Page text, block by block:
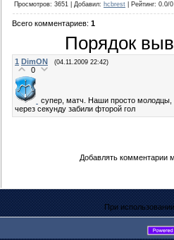
Просмотров: 3651 | Добавил: hcbrest Рейтинг: 0.0/
Всего комментариев: 1
Порядок
1 DimON (04.11.2009 22:42)
0
супер, матч. Наши просто молодцы,
через секунду забили фторой гол
Добавлять комментарии
При